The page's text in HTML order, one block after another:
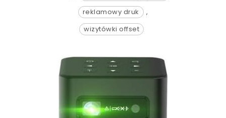
reklamowy druk
,
wizytówki offset